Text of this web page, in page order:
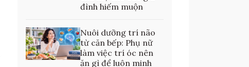
đình hiếm muộn
Nuôi dưỡng trí não
từ căn bếp: Phụ nữ
làm việc trí óc nên
ăn gì để luôn minh